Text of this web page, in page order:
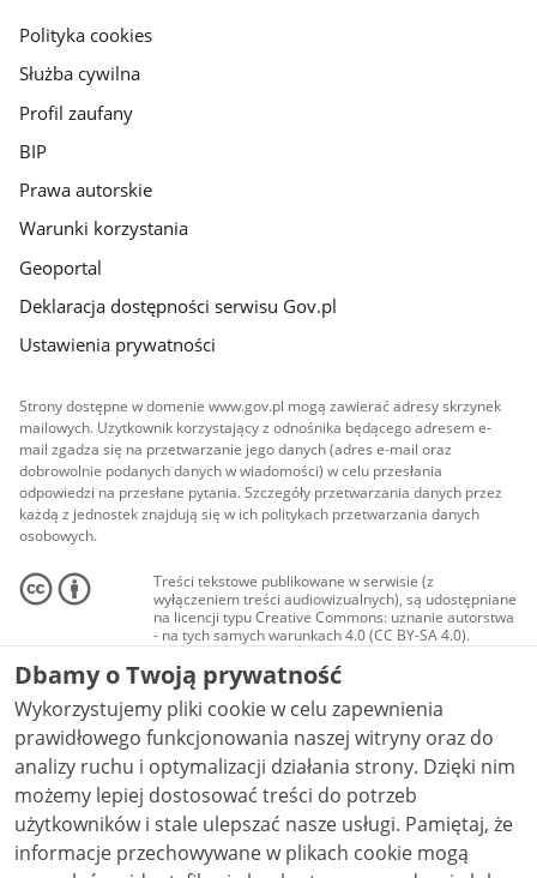
gov.pl
Polityka cookies
Służba cywilna
Profil zaufany
BIP
Prawa autorskie
Warunki korzystania
Geoportal
Deklaracja dostępności serwisu Gov.pl
Ustawienia prywatności
Strony dostępne w domenie www.gov.pl mogą zawierać adresy skrzynek
mailowych. Użytkownik korzystający z odnośnika będącego adresem e-
mail zgadza się na przetwarzanie jego danych (adres e-mail oraz
dobrowolnie podanych danych w wiadomości) w celu przesłania
odpowiedzi na przesłane pytania. Szczegóły przetwarzania danych przez
każdą z jednostek znajdują się w ich politykach przetwarzania danych
osobowych.
Treści tekstowe publikowane w serwisie (z
wyłączeniem treści audiowizualnych), są udostępniane
na licencji typu Creative Commons: uznanie autorstwa
- na tych samych warunkach 4.0 (CC BY-SA 4.0).
Materiały audiowizualne, w tym zdjęcia, materiały
audio i wideo, są udostępniane na licencji typu
Creative Commons: uznanie autorstwa użycie
niekomercyjne - bez utworów zależnych 4.0 (CC BY-
NC-ND 4.0), o ile nie jest to stwierdzone inaczej.
Dbamy o Twoją prywatność
Wykorzystujemy pliki cookie w celu zapewnienia
prawidłowego funkcjonowania naszej witryny oraz do
analizy ruchu i optymalizacji działania strony. Dzięki nim
możemy lepiej dostosować treści do potrzeb
użytkowników i stale ulepszać nasze usługi. Pamiętaj, że
informacje przechowywane w plikach cookie mogą